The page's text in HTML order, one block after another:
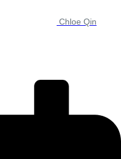
Chloe Qin